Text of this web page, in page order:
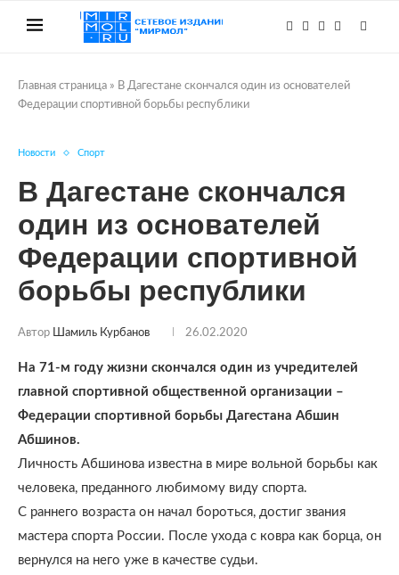
Главная страница » В Дагестане скончался один из основателей
Федерации спортивной борьбы республики
Новости Спорт
В Дагестане скончался
один из основателей
Федерации спортивной
борьбы республики
Автор Шамиль Курбанов 26.02.2020
На 71-м году жизни скончался один из учредителей
главной спортивной общественной организации –
Федерации спортивной борьбы Дагестана Абшин
Абшинов.
Личность Абшинова известна в мире вольной борьбы как
человека, преданного любимому виду спорта.
С раннего возраста он начал бороться, достиг звания
мастера спорта России. После ухода с ковра как борца, он
вернулся на него уже в качестве судьи.